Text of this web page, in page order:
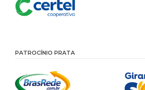
PATROCÍNIO PRATA